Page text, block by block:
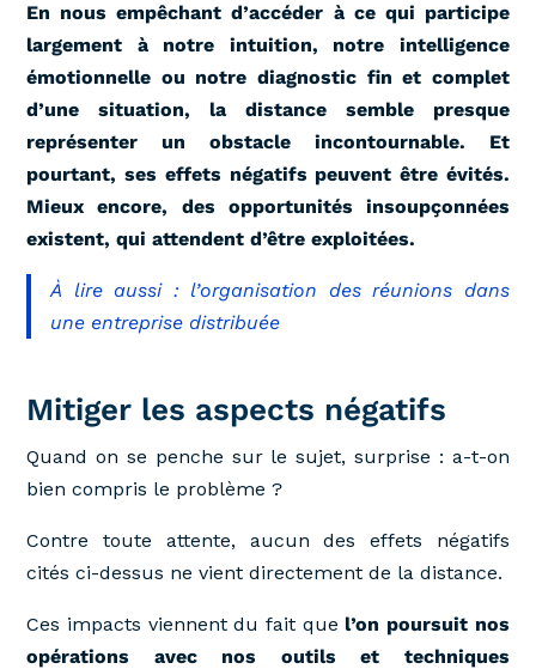
En nous empêchant d’accéder à ce qui participe
largement à notre intuition, notre intelligence
émotionnelle ou notre diagnostic fin et complet
d’une situation, la distance semble presque
représenter un obstacle incontournable. Et
pourtant, ses effets négatifs peuvent être évités.
Mieux encore, des opportunités insoupçonnées
existent, qui attendent d’être exploitées.
À lire aussi : l’organisation des réunions dans
une entreprise distribuée
Mitiger les aspects négatifs
Quand on se penche sur le sujet, surprise : a-t-on
bien compris le problème ?
Contre toute attente, aucun des effets négatifs
cités ci-dessus ne vient directement de la distance.
Ces impacts viennent du fait que l’on poursuit nos
opérations avec nos outils et techniques